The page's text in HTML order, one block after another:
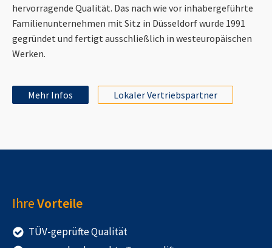
hervorragende Qualität. Das nach wie vor inhabergeführte
Familienunternehmen mit Sitz in Düsseldorf wurde 1991
gegründet und fertigt ausschließlich in westeuropäischen
Werken.
Mehr Infos Lokaler Vertriebspartner
IhreVorteile
TÜV-geprüfte Qualität